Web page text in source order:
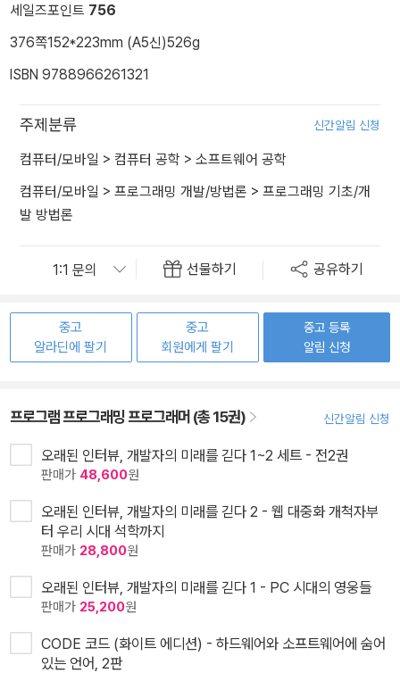
세일즈포인트 756
376쪽152*223mm (A5신)526g
ISBN 9788966261321
주제분류 신간알림 신청
컴퓨터/모바일 > 컴퓨터 공학 > 소프트웨어 공학
컴퓨터/모바일 > 프로그래밍 개발/방법론 > 프로그래밍 기초/개
발 방법론
선물하기 공유하기
중고
알라딘에 팔기
중고
회원에게 팔기
중고 등록
알림 신청
프로그램 프로그래밍 프로그래머 (총 15권) 신간알림 신청
오래된 인터뷰, 개발자의 미래를 긷다 1~2 세트 - 전2권
판매가 48,600원
오래된 인터뷰, 개발자의 미래를 긷다 2 - 웹 대중화 개척자부
터 우리 시대 석학까지
판매가 28,800원
오래된 인터뷰, 개발자의 미래를 긷다 1 - PC 시대의 영웅들
판매가 25,200원
CODE 코드 (화이트 에디션) - 하드웨어와 소프트웨어에 숨어
있는 언어, 2판